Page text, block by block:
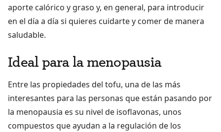
aporte calórico y graso y, en general, para introducir
en el día a día si quieres cuidarte y comer de manera
saludable.
Ideal para la menopausia
Entre las propiedades del tofu, una de las más
interesantes para las personas que están pasando por
la menopausia es su nivel de isoflavonas, unos
compuestos que ayudan a la regulación de los